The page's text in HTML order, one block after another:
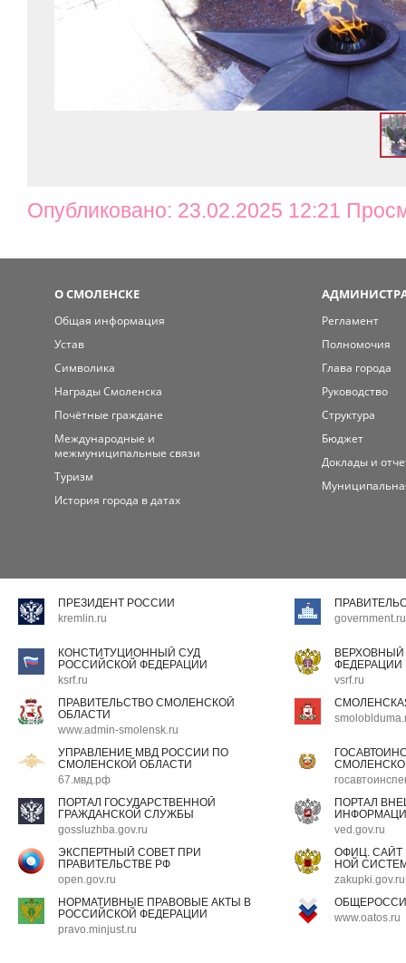
Опубликовано: 23.02.2025 12:21
О СМОЛЕНСКЕ
Общая информация
Устав
Символика
Награды Смоленска
Почётные граждане
Международные и
межмуниципальные связи
Туризм
История города в датах
Регламент
Полномочия
Глава города
Руководство
Структура
Бюджет
Доклады и
ПРЕЗИДЕНТ РОССИИ
kremlin.ru
government.ru
КОНСТИТУЦИОННЫЙ СУД
РОССИЙСКОЙ ФЕДЕРАЦИИ
ksrf.ru
ФЕДЕРАЦИИ
vsrf.ru
ПРАВИТЕЛЬСТВО СМОЛЕНСКОЙ
ОБЛАСТИ
www.admin-smolensk.ru
УПРАВЛЕНИЕ МВД РОССИИ ПО
СМОЛЕНСКОЙ ОБЛАСТИ
67.мвд.рф
ПОРТАЛ ГОСУДАРСТВЕННОЙ
ГРАЖДАНСКОЙ СЛУЖБЫ
gossluzhba.gov.ru
ПОРТАЛ
ved.gov.ru
ЭКСПЕРТНЫЙ СОВЕТ ПРИ
ПРАВИТЕЛЬСТВЕ РФ
open.gov.ru
ОФИЦ.
НОЙ
zakupki.gov.ru
НОРМАТИВНЫЕ ПРАВОВЫЕ АКТЫ В
РОССИЙСКОЙ ФЕДЕРАЦИИ
pravo.minjust.ru
www.oatos.ru